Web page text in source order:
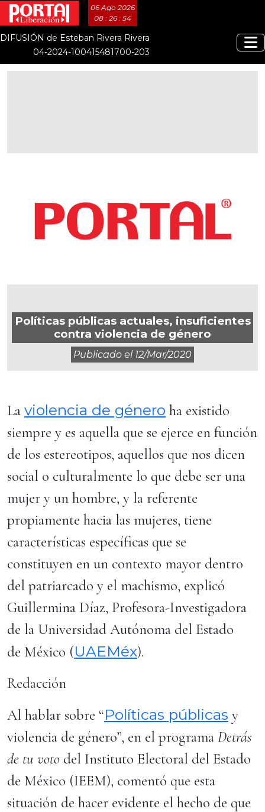
06 Ago 2026
08 : 26 : 55
DIFUSIÓN de Esteban Rivera Rivera
04-2024-100415481700-203
Políticas públicas actuales, insuficientes
contra violencia de género
Publicado el 12/mar/2020
La violencia de género ha existido
siempre y es aquella que se ejerce en función
de los estereotipos, aquellos que nos dicen
social o culturalmente lo que debe ser una
mujer y un hombre, y la referente
propiamente hacia las mujeres, tiene
características específicas que se
constituyen en un contexto mayor dentro
del patriarcado y el machismo, explicó
Guillermina Díaz, Profesora-Investigadora
de la Universidad Autónoma del Estado
de México (UAEMéx).
Redacción
Al hablar sobre “Políticas públicas y
violencia de género”, en el programa Detrás
de tu voto del Instituto Electoral del Estado
de México (IEEM), comentó que esta
situación de hacer evidente el hecho de que